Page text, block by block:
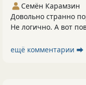
Семён Карамзин
Довольно странно
Не логично. А вот
ещё комментарии ⮕